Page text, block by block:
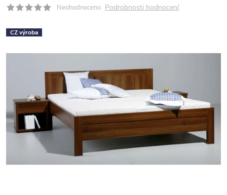
Neohodnoceno Podrobnosti hodnocení
CZ výroba